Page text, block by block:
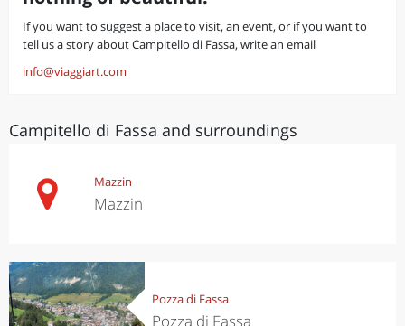
If you want to suggest a place to visit, an event, or if you want to
tell us a story about Campitello di Fassa, write an email
info@viaggiart.com
Campitello di Fassa and surroundings
Mazzin
Mazzin
Pozza di Fassa
Pozza di Fassa